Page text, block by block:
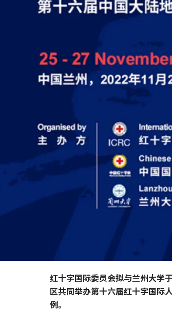
红十字国际委员会拟与兰州大学
区共同举办第十六届红十字国际
例。